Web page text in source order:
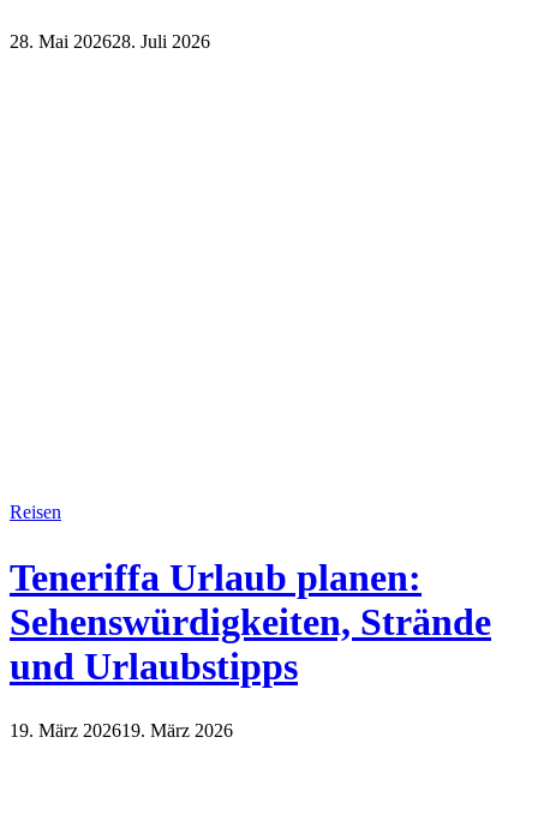
28. Mai 202628. Juli 2026
Reisen
Teneriffa Urlaub planen:
Sehenswürdigkeiten, Strände
und Urlaubstipps
19. März 202619. März 2026